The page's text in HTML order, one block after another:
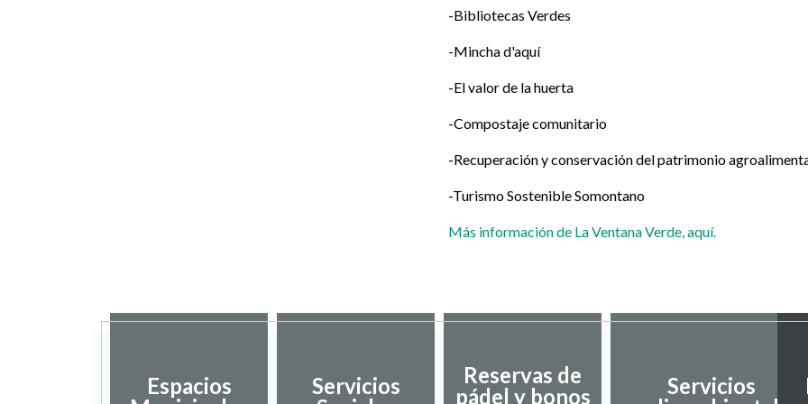
-Bibliotecas Verdes
-Mincha d'aquí
-El valor de la huerta
-Compostaje comunitario
-Recuperación y conservación del patrimonio
-Turismo Sostenible Somontano
Más información de La Ventana Verde, aquí.
Espacios
Servicios
Reservas de
pádel y bonos
Servicios